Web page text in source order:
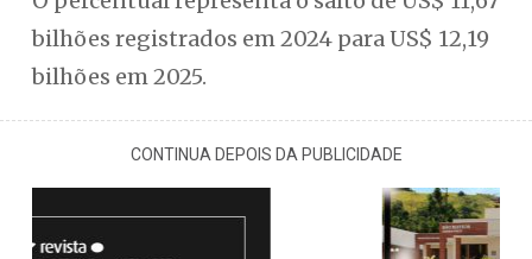
bilhões registrados em 2024 para US$ 12,19
bilhões em 2025.
CONTINUA DEPOIS DA PUBLICIDADE